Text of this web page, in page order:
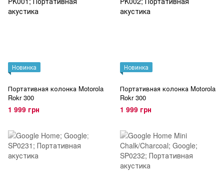
Новинка
Портативная колонка Motorola
Rokr 300
1 999 грн
Новинка
Портативная колонка Motorola
Rokr 300
1 999 грн